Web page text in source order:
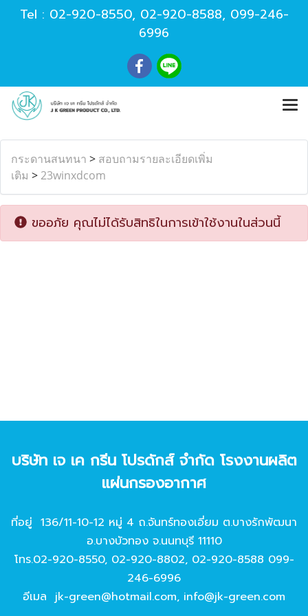
Tel : 02-920-8550, 02-920-8588, 099-246-
6996
กระดานสนทนา > สอบถามรายละเอียดเพิ่ม
เติม > 23winxdcom
ขออภัย คุณไม่ได้รับสิทธิในการเข้าใช้งานในส่วนนี้
บริษัท เจ เค กรีน โปรดักส์ จํากัด โรงงานผลิต
แผ่นกรองอากาศ
ที่อยู่ 136/11-10-12 หมู่ 4 ถ.จันทร์ทองเอี่ยม ต.บางรักพัฒนา
อ.บางบัวทอง จ.นนทบุรี 11110
โทร.02-920-8550, 02-920-8802, 02-920-8588 099-
246-6996
อีเมล jk-green@hotmail.com, info@jk-green.com